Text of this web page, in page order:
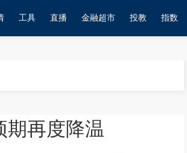
工具 直播 金融超市 投教 指数
期再度降温